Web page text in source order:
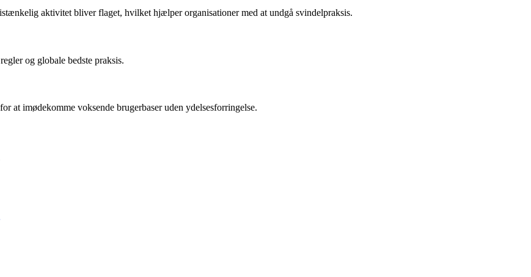
aktivitet bliver flaget, hvilket hjælper organisationer med at undgå svindelpraksis.
og globale bedste praksis.
at imødekomme voksende brugerbaser uden ydelsesforringelse.